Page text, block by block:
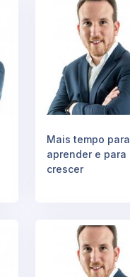
Mais tempo para
aprender e para
crescer